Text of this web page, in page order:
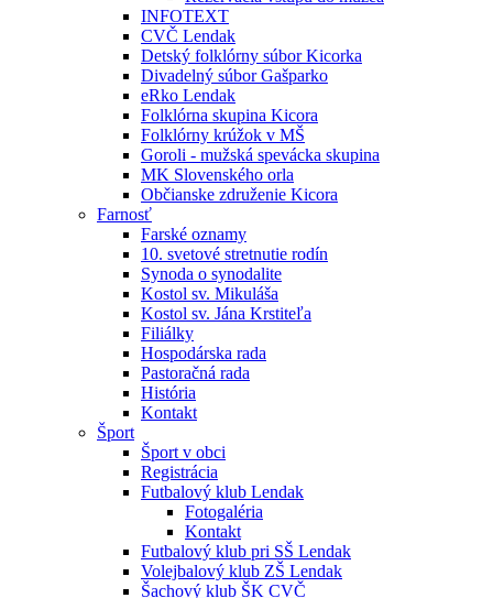
INFOTEXT
CVČ Lendak
Detský folklórny súbor Kicorka
Divadelný súbor Gašparko
eRko Lendak
Folklórna skupina Kicora
Folklórny krúžok v MŠ
Goroli - mužská spevácka skupina
MK Slovenského orla
Občianske združenie Kicora
Farnosť
Farské oznamy
10. svetové stretnutie rodín
Synoda o synodalite
Kostol sv. Mikuláša
Kostol sv. Jána Krstiteľa
Filiálky
Hospodárska rada
Pastoračná rada
História
Kontakt
Šport
Šport v obci
Registrácia
Futbalový klub Lendak
Fotogaléria
Kontakt
Futbalový klub pri SŠ Lendak
Volejbalový klub ZŠ Lendak
Šachový klub ŠK CVČ